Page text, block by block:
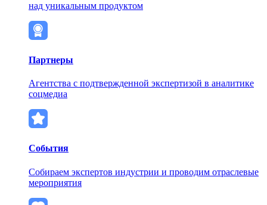
над уникальным продуктом
Партнеры
Агентства с подтвержденной экспертизой в аналитике
соцмедиа
События
Собираем экспертов индустрии и проводим отраслевые
мероприятия